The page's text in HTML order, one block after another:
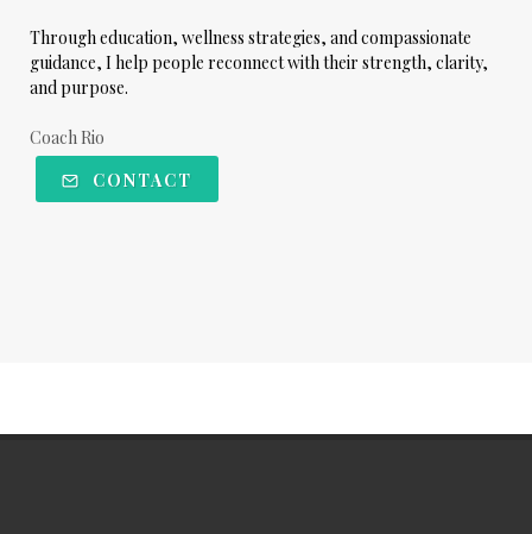
Through education, wellness strategies, and compassionate
guidance, I help people reconnect with their strength, clarity,
and purpose.
Coach Rio
CONTACT